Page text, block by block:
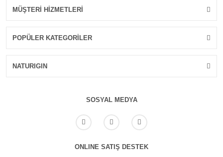
MÜŞTERİ HİZMETLERİ
POPÜLER KATEGORİLER
NATURIGIN
SOSYAL MEDYA
ONLINE SATIŞ DESTEK